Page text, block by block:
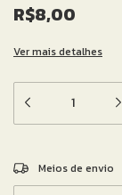
R$8,00
Ver mais detalhes
Entregas para o CEP:
Meios de envio